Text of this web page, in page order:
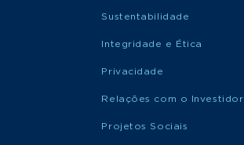
Sustentabilidade
Integridade e Ética
Privacidade
Relações com o Investidor
Projetos Sociais